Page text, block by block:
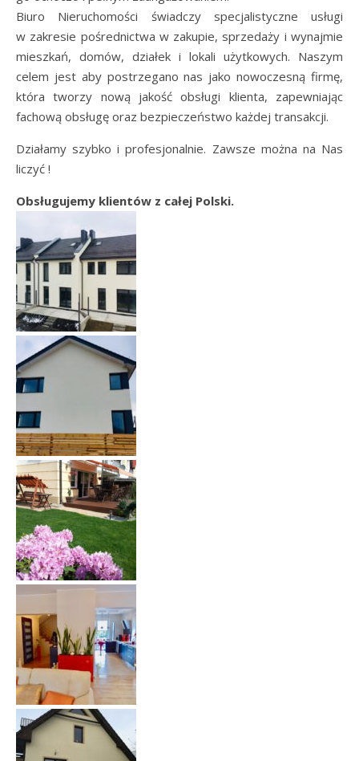
Biuro Nieruchomości świadczy specjalistyczne usługi
w zakresie pośrednictwa w zakupie, sprzedaży i wynajmie
mieszkań, domów, działek i lokali użytkowych. Naszym
celem jest aby postrzegano nas jako nowoczesną firmę,
która tworzy nową jakość obsługi klienta, zapewniając
fachową obsługę oraz bezpieczeństwo każdej transakcji.
Działamy szybko i profesjonalnie. Zawsze można na Nas
liczyć !
Obsługujemy klientów z całej Polski.